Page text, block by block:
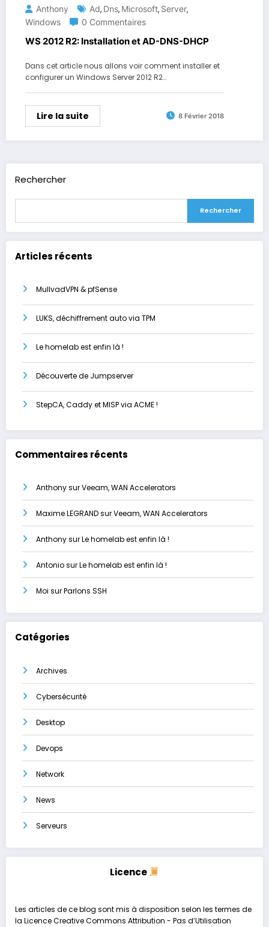
Anthony Ad, Dns, Microsoft, Server,
Windows
0 Commentaires
WS 2012 R2: Installation et AD-DNS-DHCP
Dans cet article nous allons voir comment installer et
configurer un Windows Server 2012 R2…
Lire la suite 8 Février 2018
Rechercher
Rechercher
Articles récents
MullvadVPN & pfSense
LUKS, déchiffrement auto via TPM
Le homelab est enfin là !
Découverte de Jumpserver
StepCA, Caddy et MISP via ACME !
Commentaires récents
AnthonysurVeeam, WAN Accelerators
Maxime LEGRANDsurVeeam, WAN Accelerators
AnthonysurLe homelab est enfin là !
AntoniosurLe homelab est enfin là !
Moi surParlons SSH
Catégories
Archives
Cybersécurité
Desktop
Devops
Network
News
Serveurs
Licence
Les articles de ce blog sont mis à disposition selon les termes de
la Licence Creative Commons Attribution - Pas d’Utilisation